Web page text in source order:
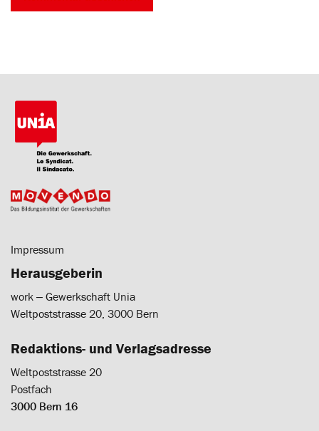
Impressum
Herausgeberin
work ‒ Gewerkschaft Unia
Weltpoststrasse 20, 3000 Bern
Redaktions- und Verlagsadresse
Weltpoststrasse 20
Postfach
3000 Bern 16